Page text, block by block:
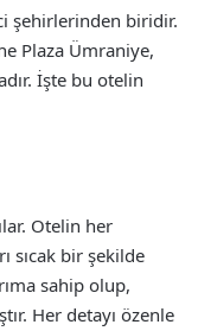
şehirlerinden biridir.
Plaza Ümraniye,
İşte bu otelin
Otelin her
sıcak bir şekilde
sahip olup,
Her detayı özenle